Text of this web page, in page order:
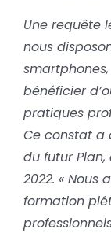
Une requête
nous
bénéficier
pratiques
Ce constat a
du futur
2022. « Nous
formation